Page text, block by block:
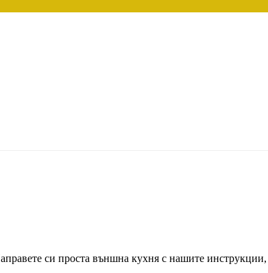
си проста външна кухня с нашите инструкции,